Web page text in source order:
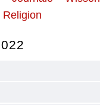
Religion